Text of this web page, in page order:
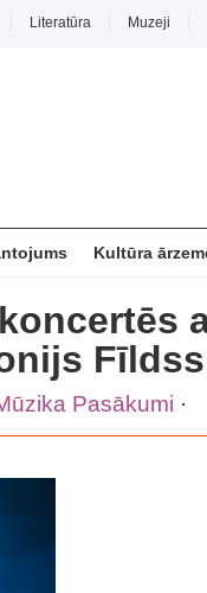
Literatūra Muzeji
Kultūra
Fīldss
Pasākumi ·